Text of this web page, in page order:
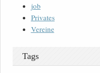
job
Privates
Vereine
Tags